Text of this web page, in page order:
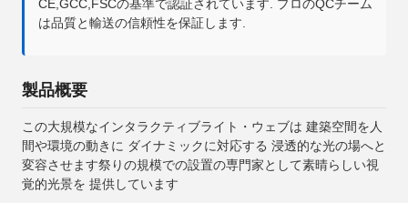
CE,GCC,FSCの基準で認証されています. プロのQCチーム
は品質と輸送の信頼性を保証します.
製品概要
この大規模なインタラクティブライト・ウェブは 建築空間を人
間や環境の動きに ダイナミックに対応する 浸透的な光の場へと
変容させます祭りの規模での設置の専門家として素晴らしい視
覚的光景を 提供しています